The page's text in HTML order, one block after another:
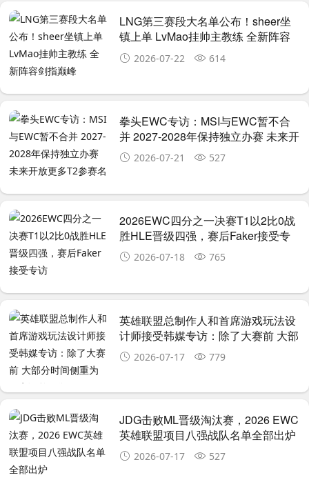
LNG第三赛段大名单公布！sheer坐
镇上单 LvMao挂帅主教练 全新阵容
剑指巅峰
2026-07-22 614
拳头EWC专访：MSI与EWC暂不合
并 2027-2028年保持独立办赛 未来开
放更多T2参赛名额
2026-07-21 527
2026EWC四分之一决赛T1以2比0战
胜HLE晋级四强，赛后Faker接受专
访 2026-07-18 765
英雄联盟总制作人和首席游戏玩法设
计师接受韩媒专访：除了大赛前 大部
分时间侧重为玩家调整平衡
2026-07-17 779
JDG击败ML晋级淘汰赛，2026 EWC
英雄联盟项目八强战队名单全部出炉
2026-07-17 527